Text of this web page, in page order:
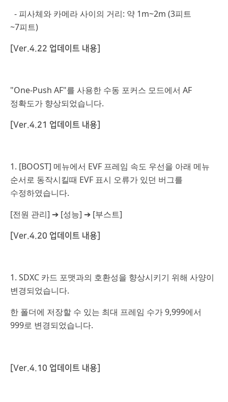
- 피사체와 카메라 사이의 거리: 약 1m~2m (3피트
~7피트)
[Ver.4.22 업데이트 내용]
"One-Push AF"를 사용한 수동 포커스 모드에서 AF
정확도가 향상되었습니다.
[Ver.4.21 업데이트 내용]
1. [BOOST] 메뉴에서 EVF 프레임 속도 우선을 아래 메뉴
순서로 동작시킬때 EVF 표시 오류가 있던 버그를
수정하였습니다.
[전원 관리] ➔ [성능] ➔ [부스트]
[Ver.4.20 업데이트 내용]
1. SDXC 카드 포맷과의 호환성을 향상시키기 위해 사양이
변경되었습니다.
한 폴더에 저장할 수 있는 최대 프레임 수가 9,999에서
999로 변경되었습니다.
[Ver.4.10 업데이트 내용]